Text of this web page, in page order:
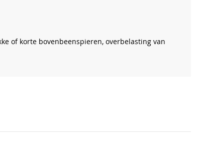
of korte bovenbeenspieren, overbelasting van